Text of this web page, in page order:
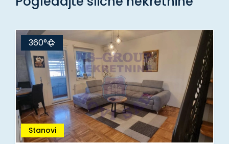
Stanovi
360°